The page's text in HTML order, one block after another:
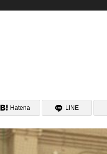
Hatena LINE